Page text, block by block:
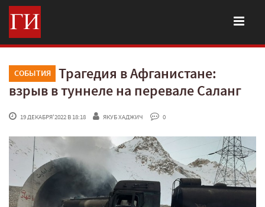
СОБЫТИЯ
Трагедия в Афганистане:
взрыв в туннеле на перевале Саланг
19 ДЕКАБРЯ'2022 В 18:18 ЯКУБ ХАДЖИЧ 0